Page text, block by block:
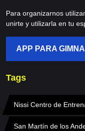
Para organizarnos
unirte y utilizarla en tu
APP PARA
Tags
Nissi Centro de
San Martín de los